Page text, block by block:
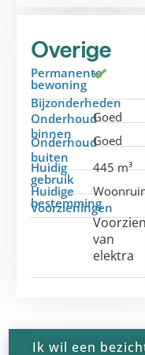
Overige
Permanente
bewoning
Bijzonderheden
Onderhoud
binnen
Goed
Onderhoud
buiten
Goed
Huidig
gebruik
445 m³
Huidige
bestemming
Voorzieningen
van
elektra
Ik wil een